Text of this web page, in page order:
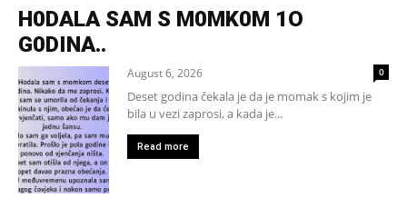
H0DALA SAM S M0MK0M 1O
G0DINA..
August 6, 2026 0
Deset godina čekala je da je momak s kojim je
bila u vezi zaprosi, a kada je...
Read more